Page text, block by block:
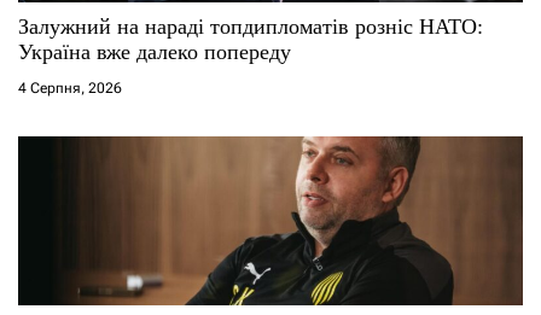
Залужний на нараді топдипломатів розніс НАТО:
Україна вже далеко попереду
4 Серпня, 2026